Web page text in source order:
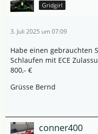
Gridgirl
3. Juli 2025 um 07:09
Habe einen gebrauchten
Schlaufen mit ECE
800,- €
Grüsse Bernd
conner400